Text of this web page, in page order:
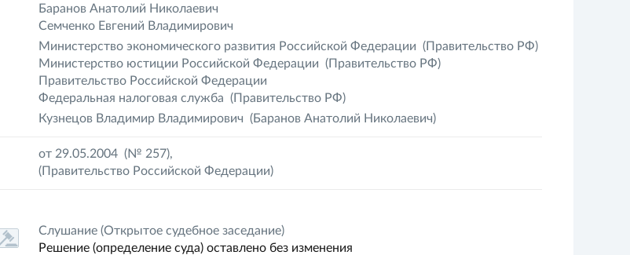
Баранов Анатолий Николаевич
Семченко Евгений Владимирович
Министерство экономического развития Российской Федерации (Правительство РФ)
Министерство юстиции Российской Федерации (Правительство РФ)
Правительство Российской Федерации
Федеральная налоговая служба (Правительство РФ)
Кузнецов Владимир Владимирович (Баранов Анатолий Николаевич)
от 29.05.2004 (№ 257),
(Правительство Российской Федерации)
Слушание (Открытое судебное заседание)
Решение (определение суда) оставлено без изменения